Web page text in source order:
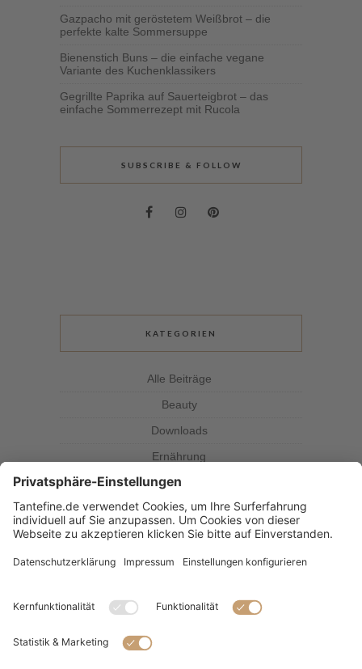
Gazpacho mit geröstetem Weißbrot – die
perfekte kalte Sommersuppe
Bienenstich Buns – die einfache vegane
Variante des Kuchenklassikers
Gegrillte Paprika auf Sauerteigbrot – das
einfache Sommerrezept mit Rucola
SUBSCRIBE & FOLLOW
KATEGORIEN
Alle Beiträge
Beauty
Downloads
Ernährung
Kolumne
Kräuterkunde
Magazin
Rezepte